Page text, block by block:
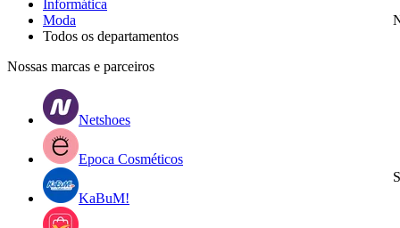
Informática
Moda
Todos os departamentos
Nossas marcas e parceiros
Netshoes
Epoca Cosméticos
KaBuM!